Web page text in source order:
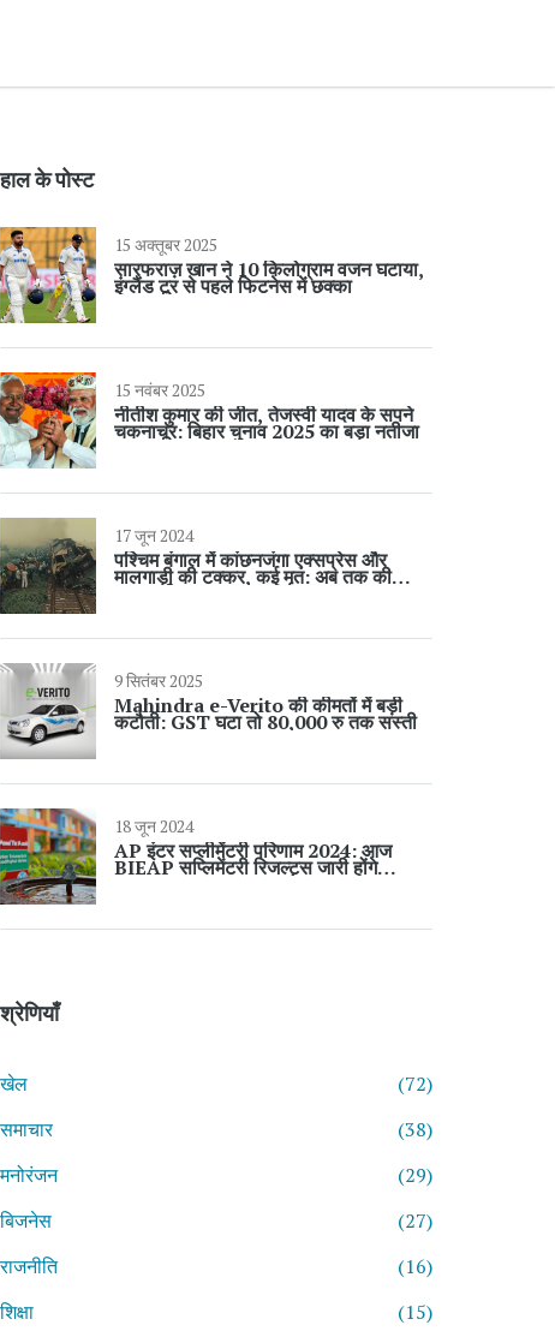
हाल के पोस्ट
15 अक्तूबर 2025
सारफराज़ खान ने 10 किलोग्राम वजन घटाया,
इंग्लैंड टूर से पहले फिटनेस में छक्का
15 नवंबर 2025
नीतीश कुमार की जीत, तेजस्वी यादव के सपने
चकनाचूर: बिहार चुनाव 2025 का बड़ा नतीजा
17 जून 2024
पश्चिम बंगाल में कांछनजंगा एक्सप्रेस और
मालगाड़ी की टक्कर, कई मृत: अब तक की
जानकारी
9 सितंबर 2025
Mahindra e-Verito की कीमतों में बड़ी
कटौती: GST घटा तो 80,000 रु तक सस्ती
18 जून 2024
AP इंटर सप्लीमेंटरी परिणाम 2024: आज
BIEAP सप्लिमेंटरी रिजल्ट्स जारी होंगे
resultsbie.ap.gov.in पर
श्रेणियाँ
खेल
(72)
समाचार
(38)
मनोरंजन
(29)
बिजनेस
(27)
राजनीति
(16)
शिक्षा
(15)